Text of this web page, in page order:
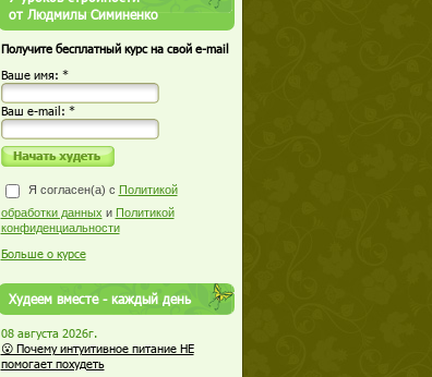
от Людмилы Симиненко
Получите бесплатный курс на свой e-mail
Ваше имя: *
Ваш е-mail: *
Я согласен(а) с Политикой
обработки данных и Политикой
конфиденциальности
Больше о курсе
Худеем вместе - каждый день
08 августа 2026г.
😮 Почему интуитивное питание НЕ
помогает похудеть